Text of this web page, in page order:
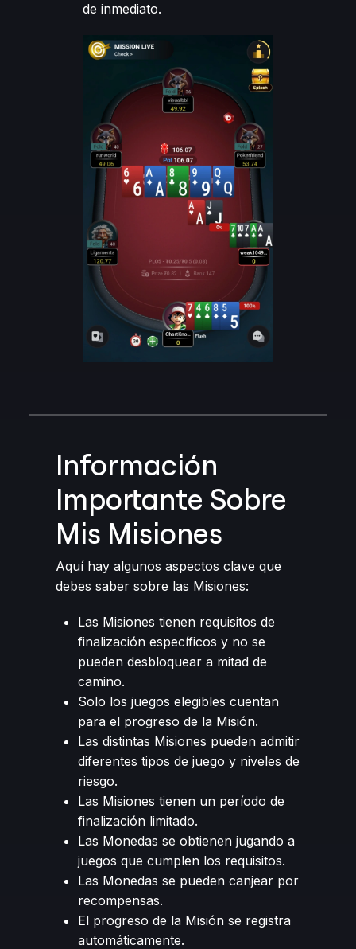
de inmediato.
Información
Importante Sobre
Mis Misiones
Aquí hay algunos aspectos clave que
debes saber sobre las Misiones:
Las Misiones tienen requisitos de
finalización específicos y no se
pueden desbloquear a mitad de
camino.
Solo los juegos elegibles cuentan
para el progreso de la Misión.
Las distintas Misiones pueden admitir
diferentes tipos de juego y niveles de
riesgo.
Las Misiones tienen un período de
finalización limitado.
Las Monedas se obtienen jugando a
juegos que cumplen los requisitos.
Las Monedas se pueden canjear por
recompensas.
El progreso de la Misión se registra
automáticamente.